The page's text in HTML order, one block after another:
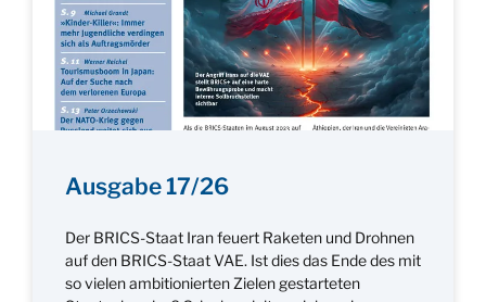
Ausgabe 17/26
Der BRICS-Staat Iran feuert Raketen und Drohnen
auf den BRICS-Staat VAE. Ist dies das Ende des mit
so vielen ambitionierten Zielen gestarteten